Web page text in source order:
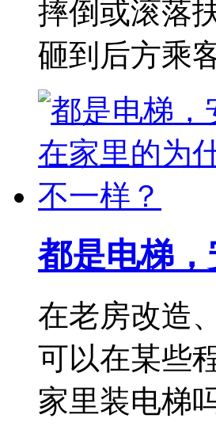
摔倒或滚落
砸到后方乘
都是电梯
在老房改造
可以在某些
家里装电梯